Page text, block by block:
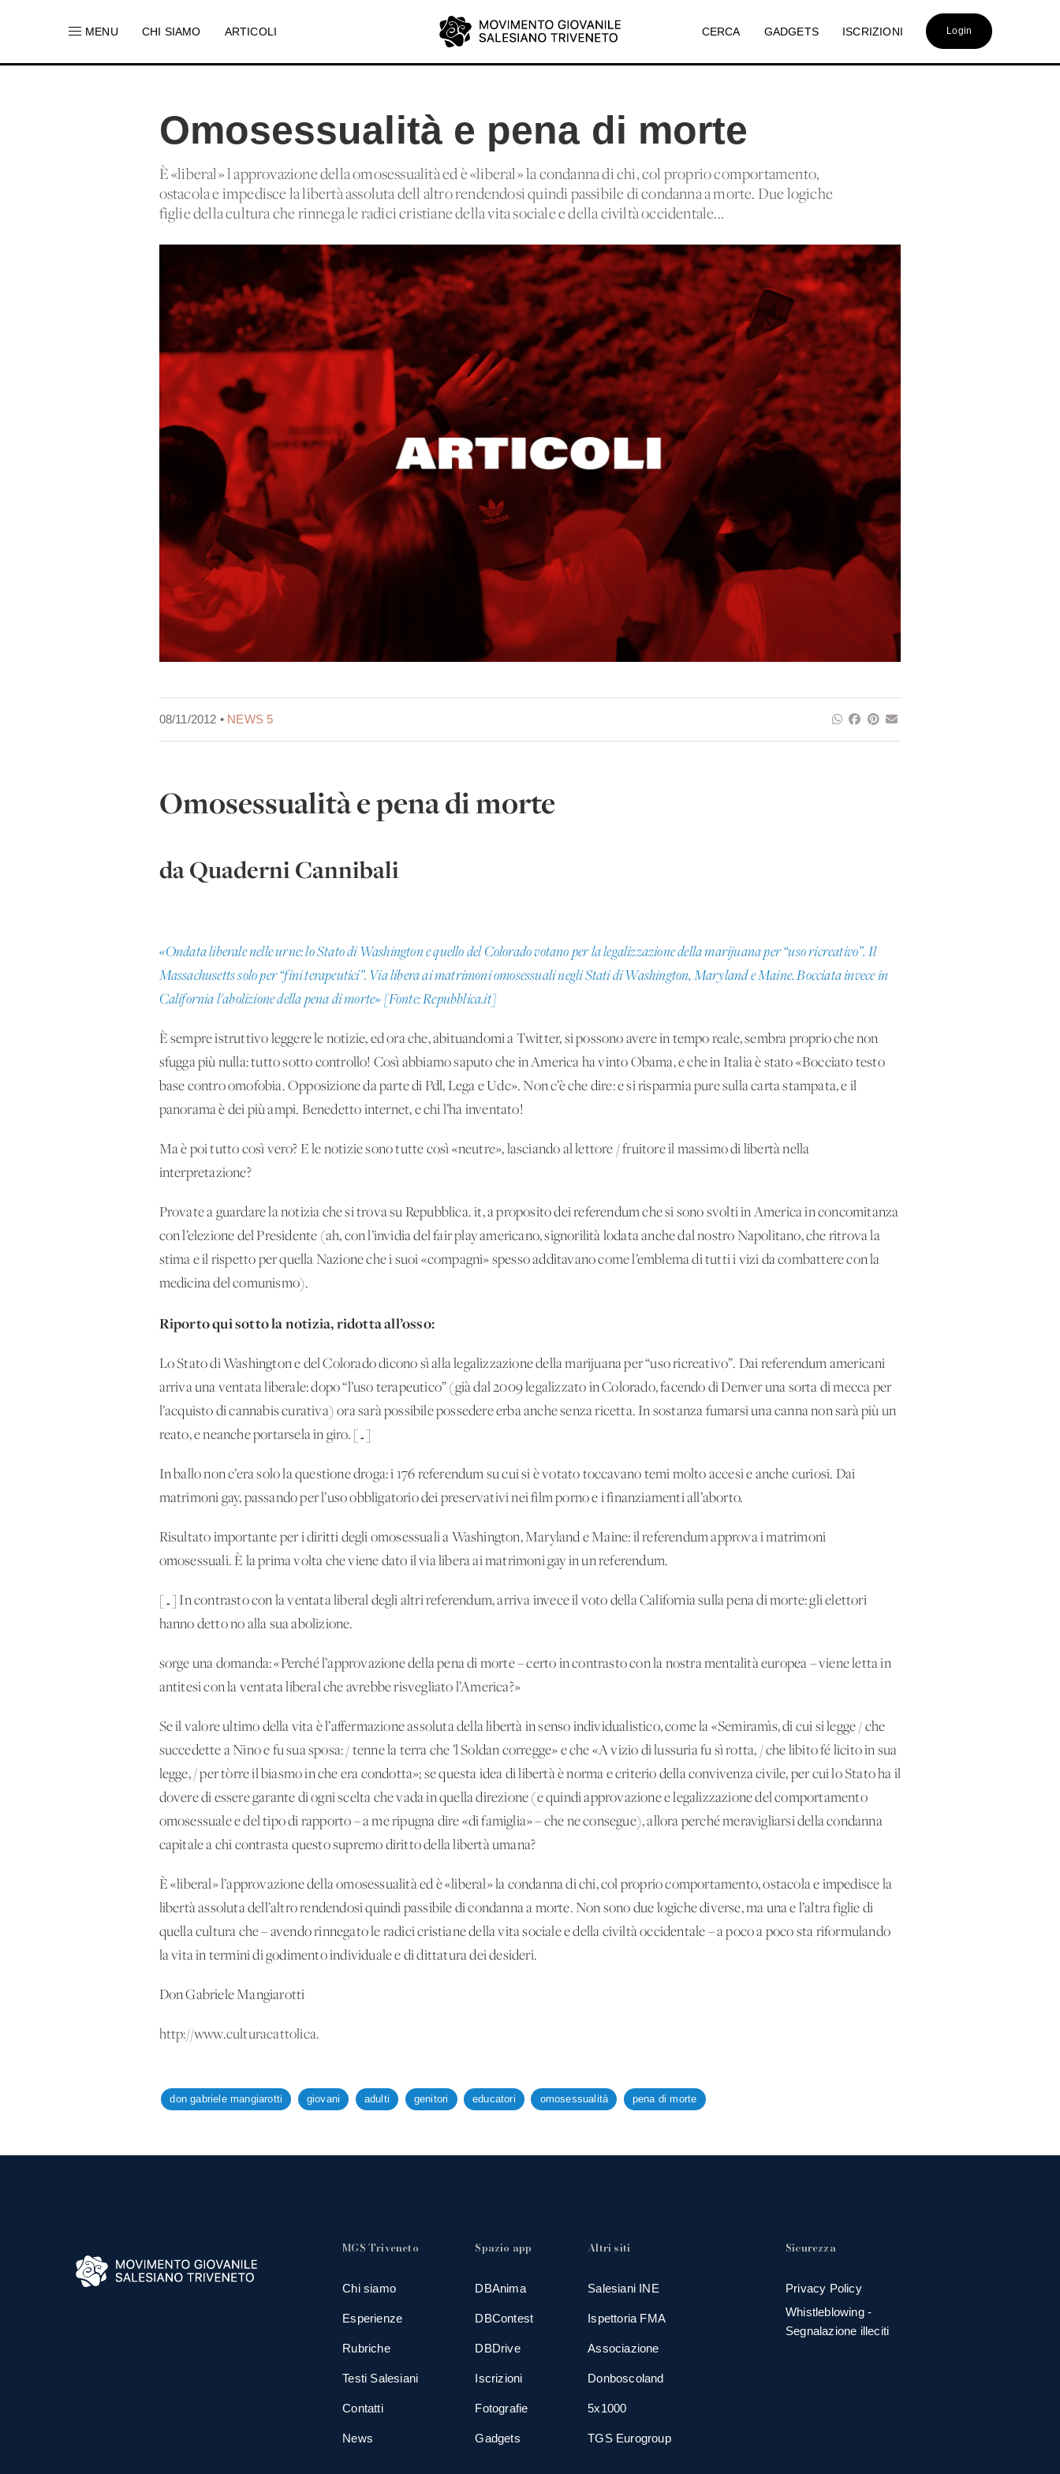
MENU CHI SIAMO ARTICOLI CERCA GADGETS ISCRIZIONI Login
Omosessualità e pena di morte
È «liberal» l'approvazione della omosessualità ed è «liberal» la condanna di chi, col proprio comportamento,
ostacola e impedisce la libertà assoluta dell'altro rendendosi quindi passibile di condanna a morte. Due logiche
figlie della cultura che rinnega le radici cristiane della vita sociale e della civiltà occidentale...
08/11/2012 • NEWS 5
Omosessualità e pena di morte
da Quaderni Cannibali
«Ondata liberale nelle urne: lo Stato di Washington e quello del Colorado votano per la legalizzazione della marijuana per “uso ricreativo”. Il
Massachusetts solo per “fini terapeutici”. Via libera ai matrimoni omosessuali negli Stati di Washington, Maryland e Maine. Bocciata invece in
California l'abolizione della pena di morte» [Fonte: Repubblica.it]
È sempre istruttivo leggere le notizie, ed ora che, abituandomi a Twitter, si possono avere in tempo reale, sembra proprio che non
sfugga più nulla: tutto sotto controllo! Così abbiamo saputo che in America ha vinto Obama, e che in Italia è stato «Bocciato testo
base contro omofobia. Opposizione da parte di Pdl, Lega e Udc». Non c’è che dire: e si risparmia pure sulla carta stampata, e il
panorama è dei più ampi. Benedetto internet, e chi l’ha inventato!
Ma è poi tutto così vero? E le notizie sono tutte così «neutre», lasciando al lettore / fruitore il massimo di libertà nella
interpretazione?
Provate a guardare la notizia che si trova su Repubblica. it, a proposito dei referendum che si sono svolti in America in concomitanza
con l’elezione del Presidente (ah, con l’invidia del fair play americano, signorilità lodata anche dal nostro Napolitano, che ritrova la
stima e il rispetto per quella Nazione che i suoi «compagni» spesso additavano come l’emblema di tutti i vizi da combattere con la
medicina del comunismo).
Riporto qui sotto la notizia, ridotta all’osso:
Lo Stato di Washington e del Colorado dicono sì alla legalizzazione della marijuana per “uso ricreativo”. Dai referendum americani
arriva una ventata liberale: dopo “l’uso terapeutico” (già dal 2009 legalizzato in Colorado, facendo di Denver una sorta di mecca per
l’acquisto di cannabis curativa) ora sarà possibile possedere erba anche senza ricetta. In sostanza fumarsi una canna non sarà più un
reato, e neanche portarsela in giro. […]
In ballo non c’era solo la questione droga: i 176 referendum su cui si è votato toccavano temi molto accesi e anche curiosi. Dai
matrimoni gay, passando per l’uso obbligatorio dei preservativi nei film porno e i finanziamenti all’aborto.
Risultato importante per i diritti degli omosessuali a Washington, Maryland e Maine: il referendum approva i matrimoni
omosessuali. È la prima volta che viene dato il via libera ai matrimoni gay in un referendum.
[…] In contrasto con la ventata liberal degli altri referendum, arriva invece il voto della California sulla pena di morte: gli elettori
hanno detto no alla sua abolizione.
sorge una domanda: «Perché l’approvazione della pena di morte – certo in contrasto con la nostra mentalità europea – viene letta in
antitesi con la ventata liberal che avrebbe risvegliato l’America?»
Se il valore ultimo della vita è l’affermazione assoluta della libertà in senso individualistico, come la «Semiramìs, di cui si legge / che
succedette a Nino e fu sua sposa: / tenne la terra che ’l Soldan corregge» e che «A vizio di lussuria fu sì rotta, / che libito fé licito in sua
legge, / per tòrre il biasmo in che era condotta»; se questa idea di libertà è norma e criterio della convivenza civile, per cui lo Stato ha il
dovere di essere garante di ogni scelta che vada in quella direzione (e quindi approvazione e legalizzazione del comportamento
omosessuale e del tipo di rapporto – a me ripugna dire «di famiglia» – che ne consegue), allora perché meravigliarsi della condanna
capitale a chi contrasta questo supremo diritto della libertà umana?
È «liberal» l’approvazione della omosessualità ed è «liberal» la condanna di chi, col proprio comportamento, ostacola e impedisce la
libertà assoluta dell’altro rendendosi quindi passibile di condanna a morte. Non sono due logiche diverse, ma una e l’altra figlie di
quella cultura che – avendo rinnegato le radici cristiane della vita sociale e della civiltà occidentale – a poco a poco sta riformulando
la vita in termini di godimento individuale e di dittatura dei desideri.
Don Gabriele Mangiarotti
http://www.culturacattolica.
don gabriele mangiarotti giovani adulti genitori educatori omosessualità pena di morte
MGS Triveneto
Chi siamo
Esperienze
Rubriche
Testi Salesiani
Contatti
News
Spazio app
DBAnima
DBContest
DBDrive
Iscrizioni
Fotografie
Gadgets
Altri siti
Salesiani INE
Ispettoria FMA
Associazione
Donboscoland
5x1000
TGS Eurogroup
Sicurezza
Privacy Policy
Whistleblowing -
Segnalazione illeciti